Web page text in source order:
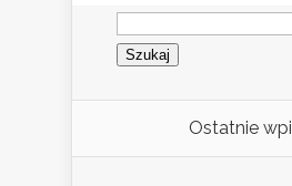
Szukaj:
Ostatnie